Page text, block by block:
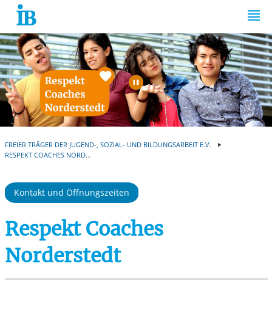
Springe zum Inhalt
Automatische
FREIER TRÄGER DER JUGEND-, SOZIAL- UND BILDUNGSARBEIT E.V.
RESPEKT COACHES NORD...
Kontakt und Öffnungszeiten
Respekt Coaches
Norderstedt